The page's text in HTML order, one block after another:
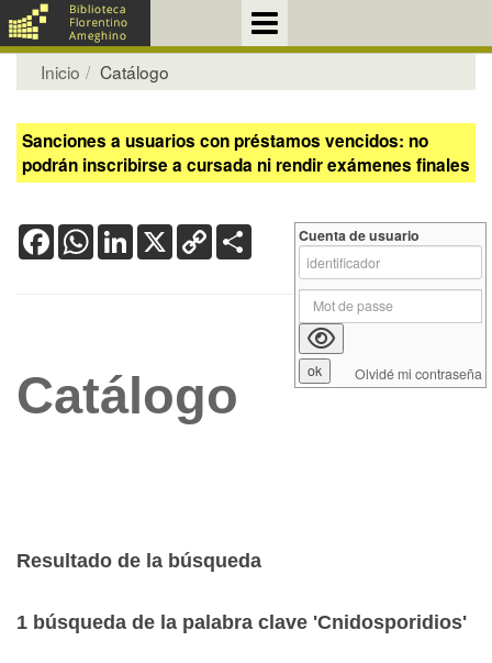
Inicio Catálogo
Sanciones a usuarios con préstamos vencidos: no
podrán inscribirse a cursada ni rendir exámenes finales
FacebookWhatsApp
LinkedIn
X Copy
Link
Catálogo
Resultado de la búsqueda
1 búsqueda de la palabra clave 'Cnidosporidios'
Cuenta de usuario
Olvidé mi contraseña